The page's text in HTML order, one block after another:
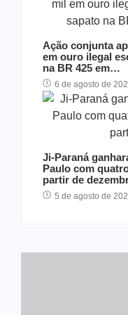
Ação conjunta
em ouro ilegal
na BR 425 em…
6 de agosto de
Ji-Paraná
Paulo com
partir de
5 de agosto de